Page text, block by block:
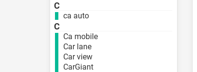
C
ca auto
C
Ca mobile
Car lane
Car view
CarGiant